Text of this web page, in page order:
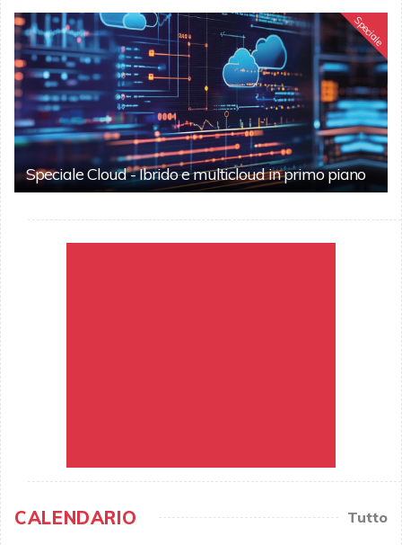
Speciale
Speciale Cloud - Ibrido e multicloud in primo piano
CALENDARIO Tutto